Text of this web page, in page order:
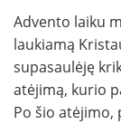
Advento laiku
laukiamą
supasaulėję
atėjimą, kurio
Po šio atėjimo,